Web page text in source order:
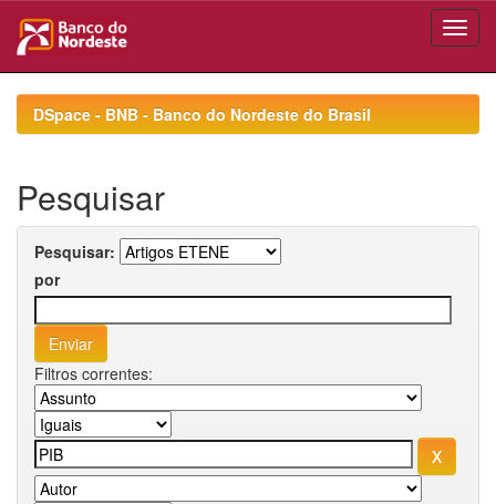
navigationDSpace - BNB - Banco do Nordeste do Brasil
Pesquisar
Pesquisar:
por
Filtros correntes: